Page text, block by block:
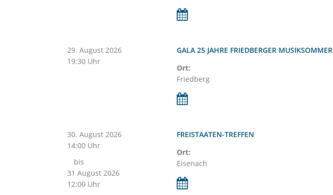
29. August 2026
19:30 Uhr
GALA 25 JAHRE FRIEDBERGER MUSIKSOMMER
Ort:
Friedberg
30. August 2026
14:00 Uhr
bis
31 August 2026
12:00 Uhr
FREISTAATEN-TREFFEN
Ort:
Eisenach